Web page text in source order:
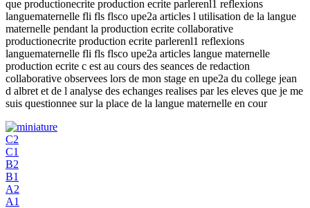
que productionecrite production ecrite parlerenl1 reflexions
languematernelle fli fls flsco upe2a articles l utilisation de la langue
maternelle pendant la production ecrite collaborative
productionecrite production ecrite parlerenl1 reflexions
languematernelle fli fls flsco upe2a articles langue maternelle
production ecrite c est au cours des seances de redaction
collaborative observees lors de mon stage en upe2a du college jean
d albret et de l analyse des echanges realises par les eleves que je me
suis questionnee sur la place de la langue maternelle en cour
C2
C1
B2
B1
A2
A1